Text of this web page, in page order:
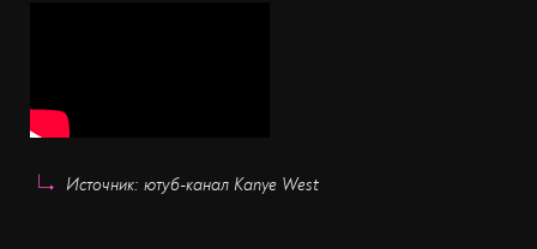
Источник: ютуб-канал Kanye West